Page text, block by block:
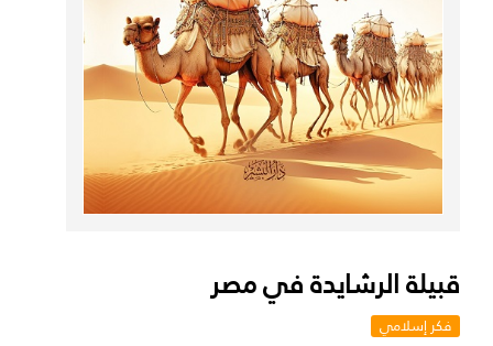
قبيلة الرشايدة في مصر
فكر إسلامي